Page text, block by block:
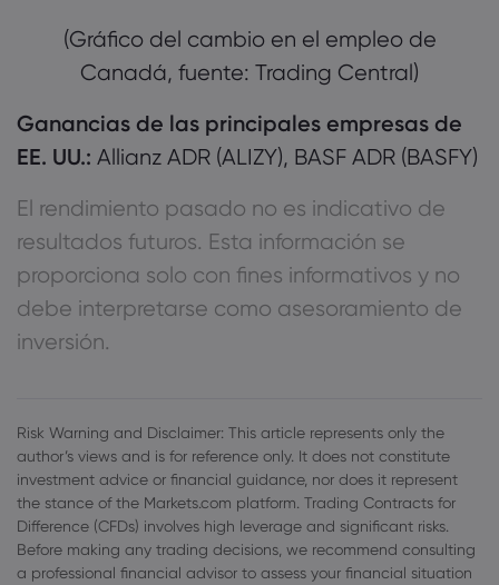
(Gráfico del cambio en el empleo de
Canadá, fuente: Trading Central)
Ganancias de las principales empresas de
EE. UU.: Allianz ADR (ALIZY), BASF ADR (BASFY)
El rendimiento pasado no es indicativo de
resultados futuros. Esta información se
proporciona solo con fines informativos y no
debe interpretarse como asesoramiento de
inversión.
Risk Warning and Disclaimer: This article represents only the
author’s views and is for reference only. It does not constitute
investment advice or financial guidance, nor does it represent
the stance of the Markets.com platform. Trading Contracts for
Difference (CFDs) involves high leverage and significant risks.
Before making any trading decisions, we recommend consulting
a professional financial advisor to assess your financial situation